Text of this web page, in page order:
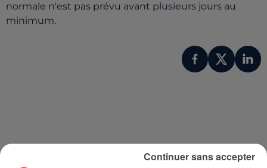
normale n'est pas prévu avant plusieurs jours au
minimum.
Continuer sans accepter